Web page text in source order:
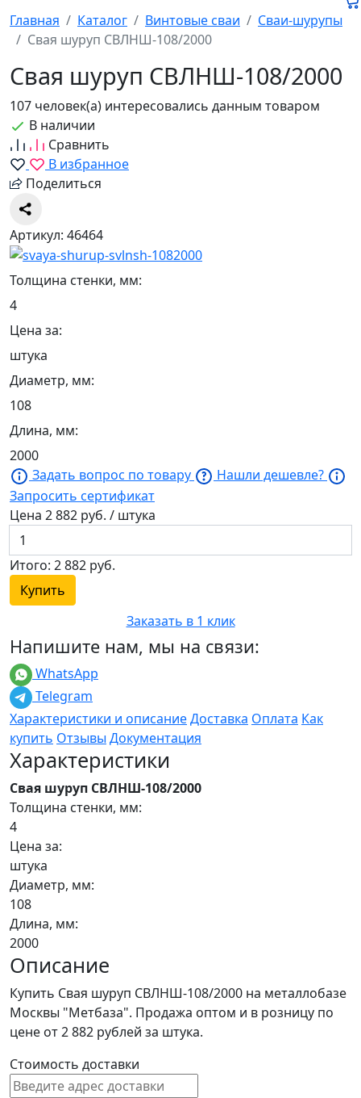
Главная Каталог Винтовые сваи
Сваи-шурупы
Свая шуруп СВЛНШ-108/2000
Свая шуруп СВЛНШ-108/2000
107 человек(а) интересовались данным товаром
В наличии
Сравнить
В избранное
Поделиться
Артикул: 46464
Толщина стенки, мм:
4
Цена за:
штука
Диаметр, мм:
108
Длина, мм:
2000
Задать вопрос по товару
Нашли дешевле?
Запросить сертификат
Цена 2 882 руб. / штука
Итого: 2 882 руб.
Купить
Заказать в 1 клик
Напишите нам, мы на связи:
WhatsApp
Telegram
Характеристики и описаниеДоставка Оплата Как
купить Отзывы Документация
Характеристики
Свая шуруп СВЛНШ-108/2000
Толщина стенки, мм:
4
Цена за:
штука
Диаметр, мм:
108
Длина, мм:
2000
Описание
Купить Свая шуруп СВЛНШ-108/2000 на металлобазе
Москвы "Метбаза". Продажа оптом и в розницу по
цене от 2 882 рублей за штука.
Стоимость доставки